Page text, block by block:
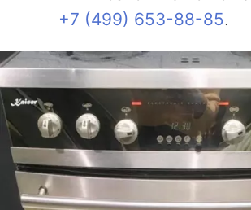
+7 (499) 653-88-85.